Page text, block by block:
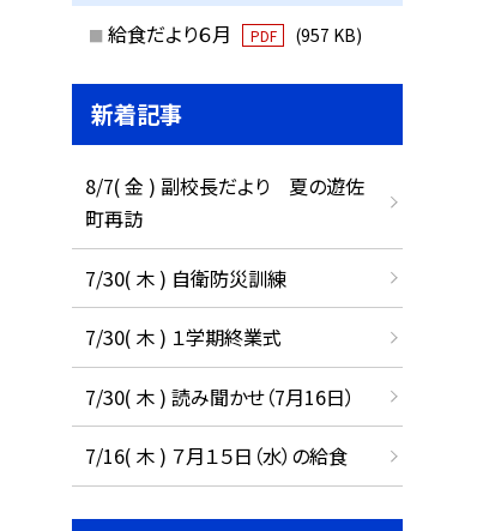
給食だより６月 PDF (957 KB)
新着記事
8/7( 金 ) 副校長だより 夏の遊佐
町再訪
7/30( 木 ) 自衛防災訓練
7/30( 木 ) １学期終業式
7/30( 木 ) 読み聞かせ（7月16日）
7/16( 木 ) ７月１５日（水）の給食